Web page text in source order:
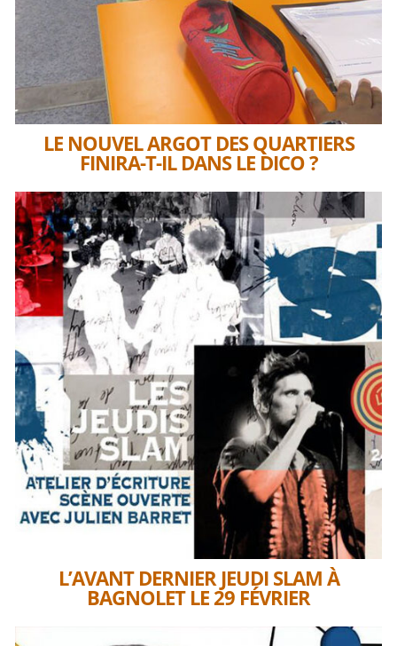
LE NOUVEL ARGOT DES QUARTIERS
FINIRA-T-IL DANS LE DICO ?
L’AVANT DERNIER JEUDI SLAM À
BAGNOLET LE 29 FÉVRIER